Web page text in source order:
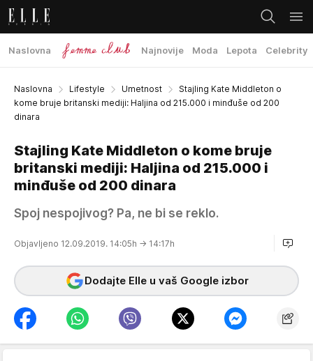
Naslovna Najnovije Moda Lepota Celebrity
Naslovna Lifestyle Umetnost
Stajling Kate Middleton o
kome bruje britanski mediji: Haljina od 215.000 i minđuše od 200
dinara
Stajling Kate Middleton o kome bruje
britanski mediji: Haljina od 215.000 i
minđuše od 200 dinara
Spoj nespojivog? Pa, ne bi se reklo.
Objavljeno 12.09.2019. 14:05h → 14:17h
Dodajte Elle u vaš Google izbor